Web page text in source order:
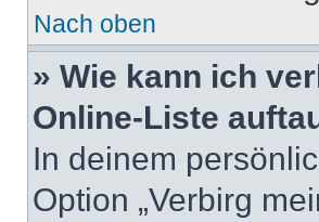
Nach oben
» Wie kann ich
Online-Liste
In deinem
Option „Verbirg